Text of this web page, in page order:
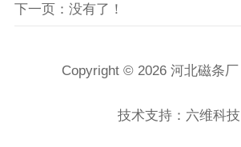
下一页：没有了！
Copyright © 2026 河北磁条
技术支持：六维科技